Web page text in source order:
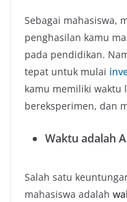
Sebagai mahasiswa,
penghasilan kamu
pada pendidikan.
tepat untuk mulai
kamu memiliki waktu
bereksperimen, dan
Waktu adalah
Salah satu
mahasiswa adalah